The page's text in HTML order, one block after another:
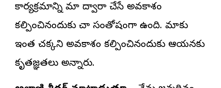
కార్యక్రమాన్ని మా ద్వారా చేసే అవకాశం
కల్పించినందుకు చాలా సంతోషంగా ఉంది. మాకు
ఇంత చక్కని అవకాశం కల్పించినందుకు ఆయనకు
కృతజ్ఞతలు అన్నారు.